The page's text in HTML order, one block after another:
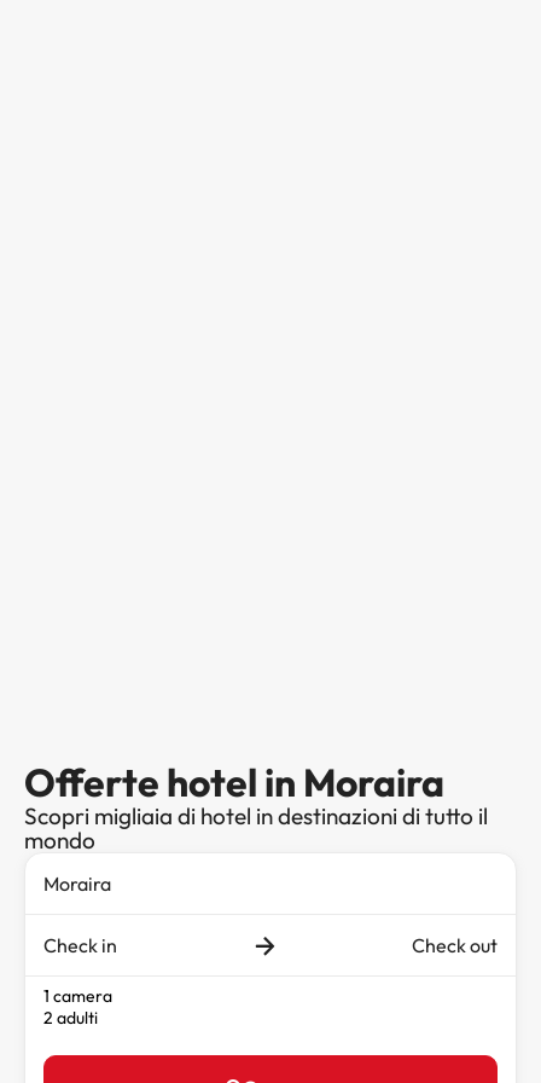
Offerte hotel in Moraira
Scopri migliaia di hotel in destinazioni di tutto il
mondo
Check in Check out
1 camera
2 adulti